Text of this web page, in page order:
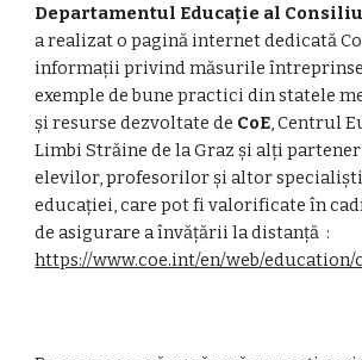
a realizat o pagină internet dedicată
informații privind măsurile
exemple de bune practici din statele
și resurse dezvoltate de CoE, Centrul
Limbi Străine de la Graz și alți
elevilor, profesorilor și altor
educației, care pot fi valorificate în
de asigurare a învățării la distanță
https://www.coe.int/en/web/education/